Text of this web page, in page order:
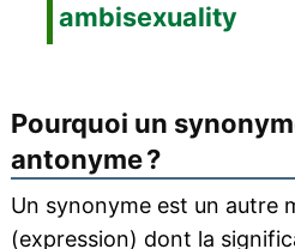
ambisexuality
Pourquoi un
antonyme ?
Un synonyme est un autre
(expression) dont la